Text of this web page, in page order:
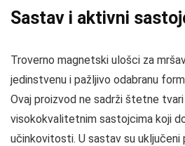
Sastav i aktivni
Troverno magnetski ulošci za
jedinstvenu i pažljivo odabranu
Ovaj proizvod ne sadrži štetne
visokokvalitetnim sastojcima koji
učinkovitosti. U sastav su uključeni